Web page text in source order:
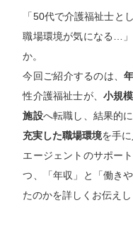
「50代で介護福祉士と
職場環境が気になる…
か。
今回ご紹介するのは、
性介護福祉士が、小規
施設へ転職し、結果的
充実した職場環境を手に
エージェントのサポー
つ、「年収」と「働き
たのかを詳しくお伝えし